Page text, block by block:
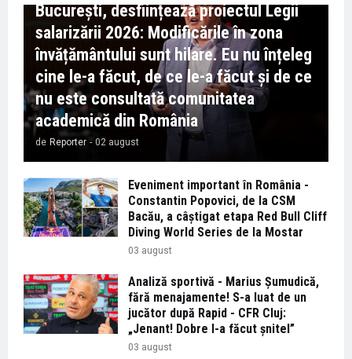
București, desființează proiectul Legii
salarizării 2026: Modificările în zona
învățământului sunt hilare. Eu nu înțeleg
cine le-a făcut, de ce le-a făcut și de ce
nu este consultată comunitatea
academică din România
de Reporter - 02 august
Eveniment important în România -
Constantin Popovici, de la CSM
Bacău, a câștigat etapa Red Bull Cliff
Diving World Series de la Mostar
03 august
Analiză sportivă - Marius Șumudică,
fără menajamente! S-a luat de un
jucător după Rapid - CFR Cluj:
„Jenant! Dobre l-a făcut șnitel”
03 august